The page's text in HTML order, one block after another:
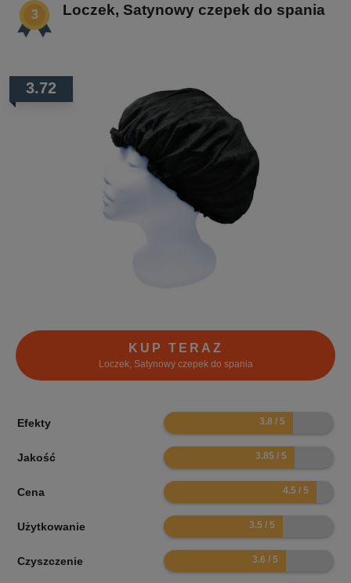
Loczek, Satynowy czepek do spania
3.72
KUP TERAZ
Loczek, Satynowy czepek do spania
Efekty 7.6
Jakość 7.7
Cena 9
Użytkowanie 7
Czyszczenie 7.2